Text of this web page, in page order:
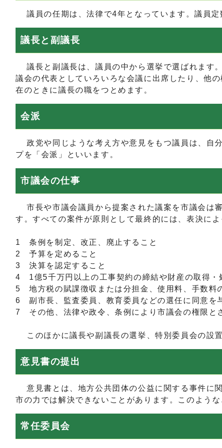
議員の任期は、法律で4年となっています。議員定
議長と副議長
議長と副議長は、議員の中から選挙で選ばれます
議会の代表としていろいろな会議に出席したり、他
在のときに議長の職をつとめます。
会派
政党や同じような考え方や意見をもつ議員は、自
プを「会派」といいます。
市議会の仕事
市長や市議会議員から提案された議案を市議会は
す。すべての案件が原則として最終的には、表決に
1 条例を制定、改正、廃止すること
2 予算を定めること
3 決算を認定すること
4 1億5千万円以上の工事契約の締結や財産の取得・
5 地方税の賦課徴収または分担金、使用料、手数料
6 副市長、監査委員、教育委員などの選任に同意を
7 その他、法律や政令、条例により市議会の権限と
このほかに議長や副議長の選挙、特別委員会の設
意見書の提出
意見書とは、地方公共団体の公益に関する事件に
市の力では解決できないことがあります。このよう
常任委員会